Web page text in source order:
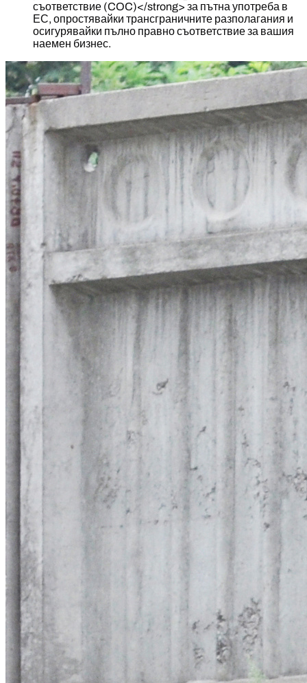
съответствие (COC)</strong> за пътна употреба в
ЕС, опростявайки трансграничните разполагания и
осигурявайки пълно правно съответствие за вашия
наемен бизнес.